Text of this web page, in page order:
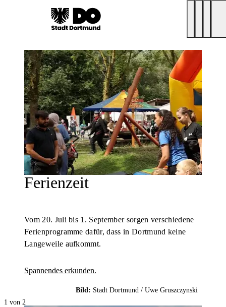
Ferienzeit
Vom 20. Juli bis 1. September sorgen verschiedene
Ferienprogramme dafür, dass in Dortmund keine
Langeweile aufkommt.
Spannendes erkunden.
Bild: Stadt Dortmund / Uwe Gruszczynski
1 von 2